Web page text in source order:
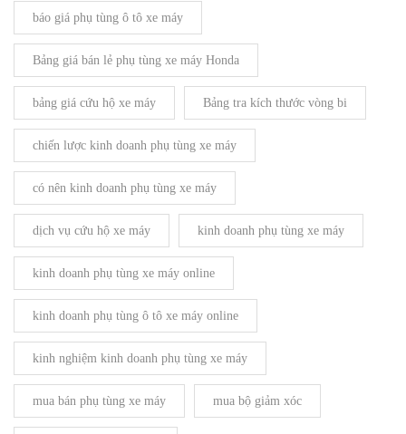
báo giá phụ tùng ô tô xe máy
Bảng giá bán lẻ phụ tùng xe máy Honda
bảng giá cứu hộ xe máy Bảng tra kích thước vòng bi
chiến lược kinh doanh phụ tùng xe máy
có nên kinh doanh phụ tùng xe máy
dịch vụ cứu hộ xe máy kinh doanh phụ tùng xe máy
kinh doanh phụ tùng xe máy online
kinh doanh phụ tùng ô tô xe máy online
kinh nghiệm kinh doanh phụ tùng xe máy
mua bán phụ tùng xe máy mua bộ giảm xóc